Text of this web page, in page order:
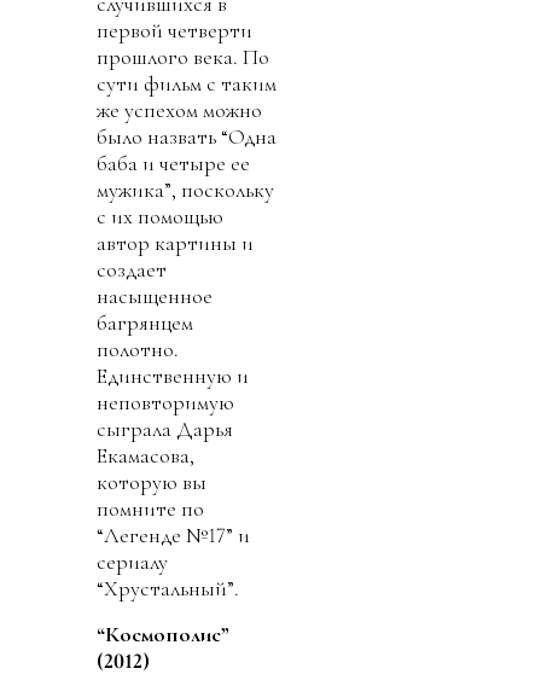
первой четверти
прошлого века. По
сути фильм с таким
же успехом можно
было назвать “Одна
баба и четыре ее
мужика”, поскольку
с их помощью
автор картины и
создает
насыщенное
багрянцем
полотно.
Единственную и
неповторимую
сыграла Дарья
Екамасова,
которую вы
помните по
“Легенде №17” и
сериалу
“Хрустальный”.
“Космополис”
(2012)